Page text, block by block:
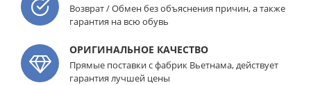
Возврат / Обмен без объяснения причин, а также
гарантия на всю обувь
ОРИГИНАЛЬНОЕ КАЧЕСТВО
Прямые поставки с фабрик Вьетнама, действует
гарантия лучшей цены